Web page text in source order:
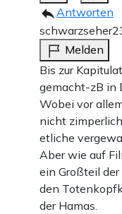
Antworten
schwarzseher
Melden
Bis zur
gemacht-zB in
Wobei vor
nicht
etliche
Aber wie auf
ein Großteil
den
der Hamas.